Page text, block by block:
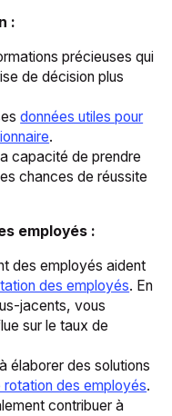
:
précieuses qui
de décision plus
données utiles pour
.
capacité de prendre
chances de réussite
employés :
des employés aident
des employés. En
jacents, vous
sur le taux de
élaborer des solutions
rotation des employés.
contribuer à